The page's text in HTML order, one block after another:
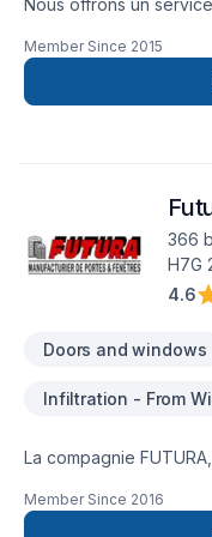
Nous offrons un
et outillés pour offrir
exigences. Un produit
fonctionnement ainsi
Member Since 2015
366
H7G
4.6
Doors and windows
Infiltration - From
La compagnie
dans la conception, la
Chez FUTURA, nous
Member Since 2016